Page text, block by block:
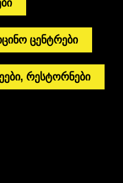
ცენტრები
რესტორნები